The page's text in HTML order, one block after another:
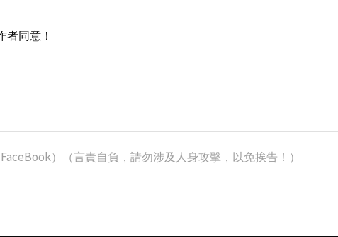
同意！
）（言責自負，請勿涉及人身攻擊，以免挨告！）